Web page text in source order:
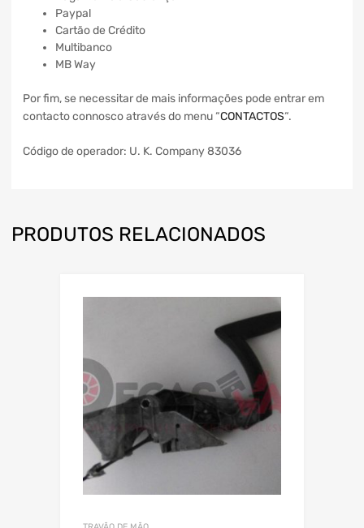
Paypal
Cartão de Crédito
Multibanco
MB Way
Por fim, se necessitar de mais informações pode entrar em
contacto connosco através do menu “CONTACTOS“.
Código de operador: U. K. Company 83036
PRODUTOS RELACIONADOS